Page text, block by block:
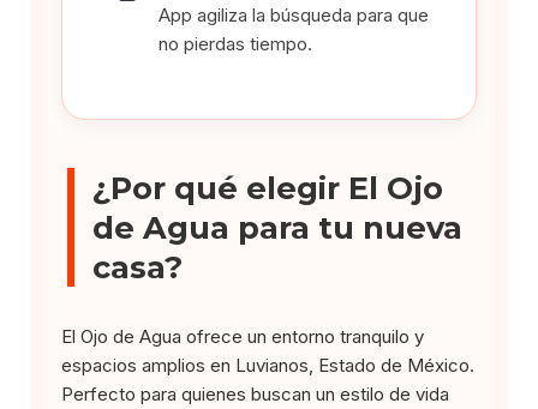
App agiliza la búsqueda para que
no pierdas tiempo.
¿Por qué elegir El Ojo
de Agua para tu nueva
casa?
El Ojo de Agua ofrece un entorno tranquilo y
espacios amplios en Luvianos, Estado de México.
Perfecto para quienes buscan un estilo de vida